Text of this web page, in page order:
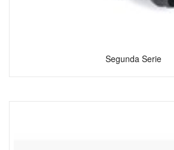
Segunda Serie